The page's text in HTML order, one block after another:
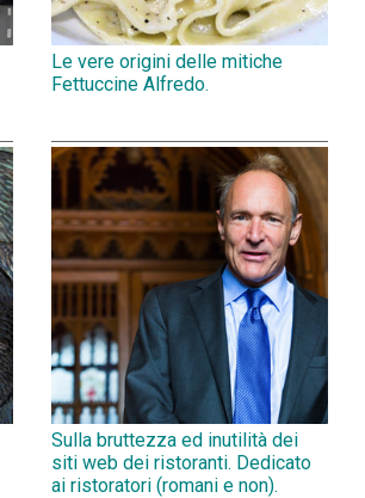
Le vere origini delle mitiche
Fettuccine Alfredo.
Sulla bruttezza ed inutilità dei
siti web dei ristoranti. Dedicato
ai ristoratori (romani e non).